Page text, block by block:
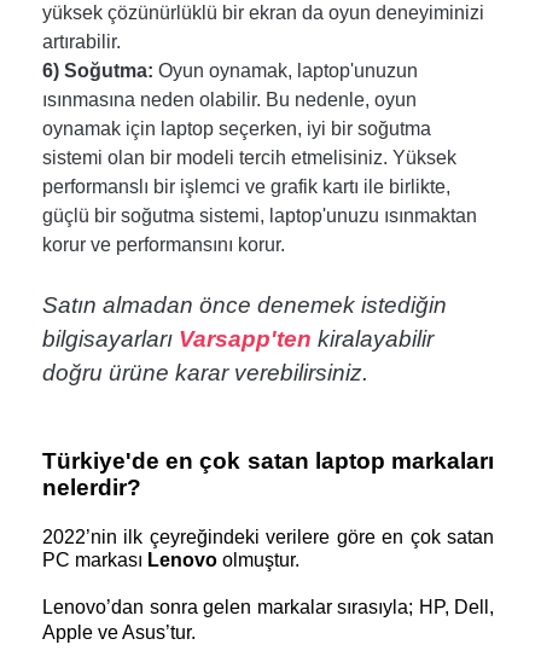
yüksek çözünürlüklü bir ekran da oyun deneyiminizi
artırabilir.
6) Soğutma: Oyun oynamak, laptop'unuzun
ısınmasına neden olabilir. Bu nedenle, oyun
oynamak için laptop seçerken, iyi bir soğutma
sistemi olan bir modeli tercih etmelisiniz. Yüksek
performanslı bir işlemci ve grafik kartı ile birlikte,
güçlü bir soğutma sistemi, laptop'unuzu ısınmaktan
korur ve performansını korur.
Satın almadan önce denemek istediğin
bilgisayarları Varsapp'ten kiralayabilir
doğru ürüne karar verebilirsiniz.
Türkiye'de en çok satan laptop markaları
nelerdir?
2022’nin ilk çeyreğindeki verilere göre en çok satan
PC markası Lenovo olmuştur.
Lenovo’dan sonra gelen markalar sırasıyla; HP, Dell,
Apple ve Asus’tur.